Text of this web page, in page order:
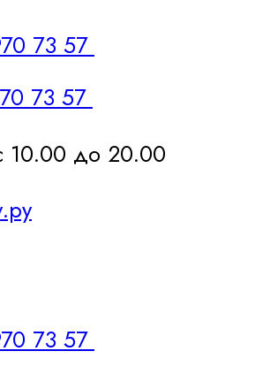
73 57
73 57
10.00 до 20.00
73 57